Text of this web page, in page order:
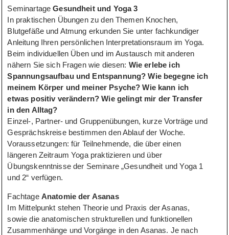
SeminartageGesundheit und Yoga 3
In praktischen Übungen zu den Themen Knochen,
Blutgefäße und Atmung erkunden Sie unter fachkundiger
Anleitung Ihren persönlichen Interpretationsraum im Yoga.
Beim individuellen Üben und im Austausch mit anderen
nähern Sie sich Fragen wie diesen: Wie erlebe ich
Spannungsaufbau und Entspannung? Wie begegne ich
meinem Körper und meiner Psyche? Wie kann ich
etwas positiv verändern? Wie gelingt mir der Transfer
in den Alltag?
Einzel-, Partner- und Gruppenübungen, kurze Vorträge und
Gesprächskreise bestimmen den Ablauf der Woche.
Voraussetzungen: für Teilnehmende, die über einen
längeren Zeitraum Yoga praktizieren und über
Übungskenntnisse der Seminare „Gesundheit und Yoga 1
und 2“ verfügen.
Fachtage Anatomie der Asanas
Im Mittelpunkt stehen Theorie und Praxis der Asanas,
sowie die anatomischen strukturellen und funktionellen
Zusammenhänge und Vorgänge in den Asanas. Je nach